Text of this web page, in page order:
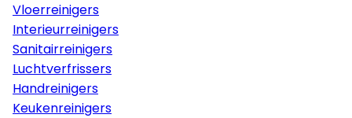
Vloerreinigers
Interieurreinigers
Sanitairreinigers
Luchtverfrissers
Handreinigers
Keukenreinigers